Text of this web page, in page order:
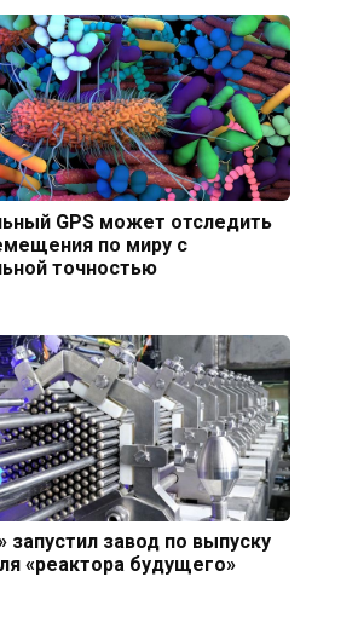
GPS может отследить
по миру с
точностью
запустил завод по выпуску
«реактора будущего»